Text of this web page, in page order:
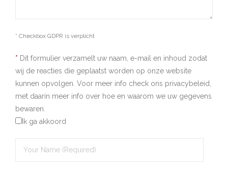
* Checkbox GDPR is verplicht
* Dit formulier verzamelt uw naam, e-mail en inhoud zodat
wij de reacties die geplaatst worden op onze website
kunnen opvolgen. Voor meer info check ons privacybeleid,
met daarin meer info over hoe en waarom we uw gegevens
bewaren.
Ik ga akkoord